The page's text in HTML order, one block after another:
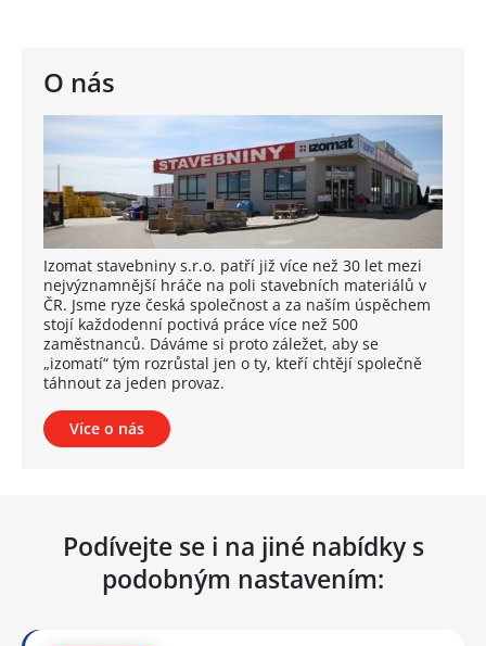
O nás
Izomat stavebniny s.r.o. patří již více než 30 let mezi
nejvýznamnější hráče na poli stavebních materiálů v
ČR. Jsme ryze česká společnost a za naším úspěchem
stojí každodenní poctivá práce více než 500
zaměstnanců. Dáváme si proto záležet, aby se
„izomatí“ tým rozrůstal jen o ty, kteří chtějí společně
táhnout za jeden provaz.
Více o nás
Podívejte se i na jiné nabídky s
podobným nastavením: